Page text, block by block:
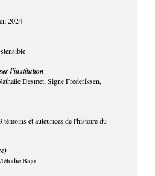
2024
l'institution
Desmet, Signe Frederiksen,
témoins et auteurices de l'histoire du
Bajo